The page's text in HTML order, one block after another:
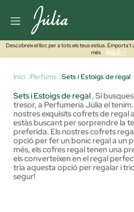
Descobreix el lloc per a tots els teus estius. Emporta't
més
AQUÍ>>
Inici Perfums Sets i Estoigs de regal
Sets i Estoigs de regal,Si
tresor, a Perfumeria Júlia el
nostres exquisits cofrets de regal
estàs buscant per sorprendre la
preferida. Els nostres cofrets
opció per fer un bonic regal a un
més, els cofres regal tenen una
els converteixen en el regal
tria aquesta opció per regalar i
segur!